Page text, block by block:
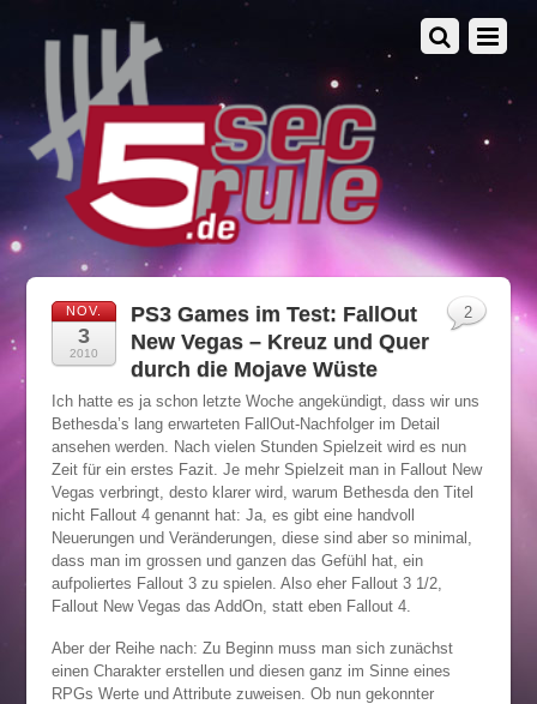
NOV.
3
2010
PS3 Games im Test: FallOut
New Vegas – Kreuz und Quer
durch die Mojave Wüste
Ich hatte es ja schon letzte Woche angekündigt, dass wir uns
Bethesda’s lang erwarteten FallOut-Nachfolger im Detail
ansehen werden. Nach vielen Stunden Spielzeit wird es nun
Zeit für ein erstes Fazit. Je mehr Spielzeit man in Fallout New
Vegas verbringt, desto klarer wird, warum Bethesda den Titel
nicht Fallout 4 genannt hat: Ja, es gibt eine handvoll
Neuerungen und Veränderungen, diese sind aber so minimal,
dass man im grossen und ganzen das Gefühl hat, ein
aufpoliertes Fallout 3 zu spielen. Also eher Fallout 3 1/2,
Fallout New Vegas das AddOn, statt eben Fallout 4.
Aber der Reihe nach: Zu Beginn muss man sich zunächst
einen Charakter erstellen und diesen ganz im Sinne eines
RPGs Werte und Attribute zuweisen. Ob nun gekonnter
2